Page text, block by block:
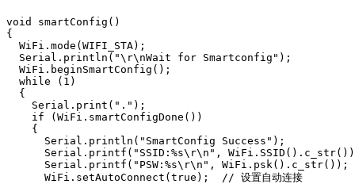
void smartConfig()
{
  WiFi.mode(WIFI_STA);
  Serial.println("\r\nWait for Smartconfig");
  WiFi.beginSmartConfig();
  while (1)
  {
    Serial.print(".");
    if (WiFi.smartConfigDone())
    {
      Serial.println("SmartConfig Success");
Serial.printf("SSID:%s\r\n",
      Serial.printf("PSW:%s\r\n", WiFi.psk().c_str());
      WiFi.setAutoConnect(true);  // 设置自动连接